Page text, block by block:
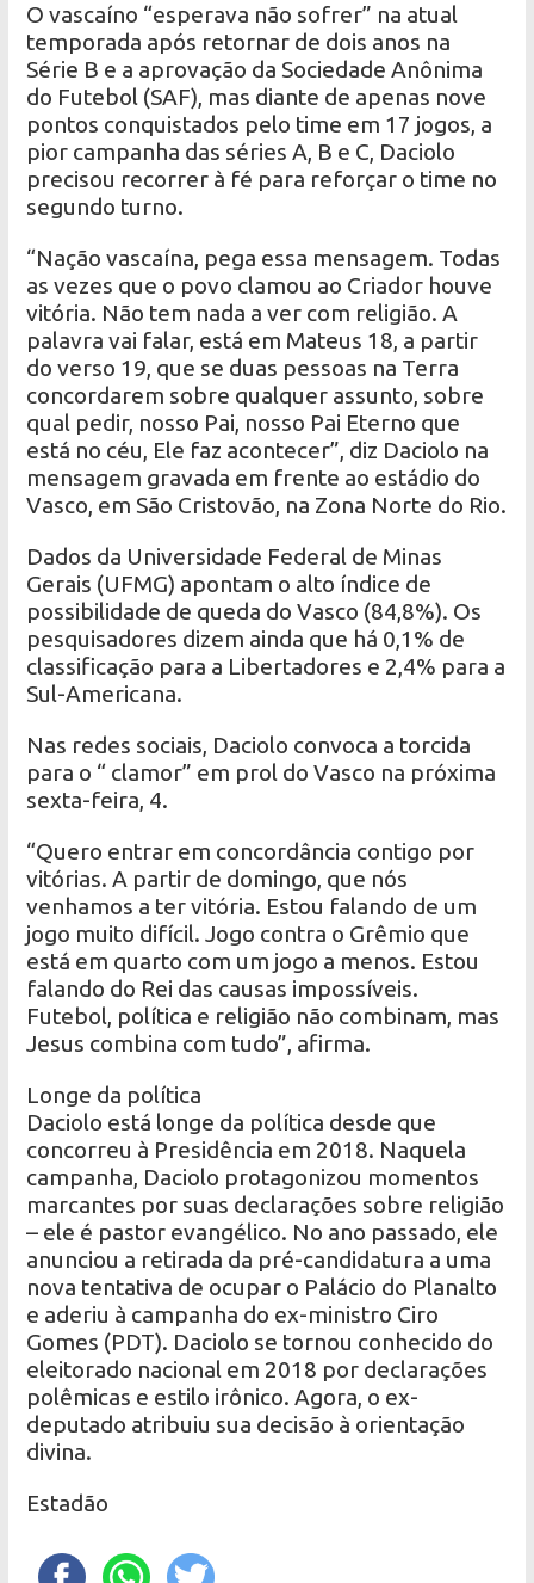
O vascaíno “esperava não sofrer” na atual
temporada após retornar de dois anos na
Série B e a aprovação da Sociedade Anônima
do Futebol (SAF), mas diante de apenas nove
pontos conquistados pelo time em 17 jogos, a
pior campanha das séries A, B e C, Daciolo
precisou recorrer à fé para reforçar o time no
segundo turno.
“Nação vascaína, pega essa mensagem. Todas
as vezes que o povo clamou ao Criador houve
vitória. Não tem nada a ver com religião. A
palavra vai falar, está em Mateus 18, a partir
do verso 19, que se duas pessoas na Terra
concordarem sobre qualquer assunto, sobre
qual pedir, nosso Pai, nosso Pai Eterno que
está no céu, Ele faz acontecer”, diz Daciolo na
mensagem gravada em frente ao estádio do
Vasco, em São Cristovão, na Zona Norte do Rio.
Dados da Universidade Federal de Minas
Gerais (UFMG) apontam o alto índice de
possibilidade de queda do Vasco (84,8%). Os
pesquisadores dizem ainda que há 0,1% de
classificação para a Libertadores e 2,4% para a
Sul-Americana.
Nas redes sociais, Daciolo convoca a torcida
para o “ clamor” em prol do Vasco na próxima
sexta-feira, 4.
“Quero entrar em concordância contigo por
vitórias. A partir de domingo, que nós
venhamos a ter vitória. Estou falando de um
jogo muito difícil. Jogo contra o Grêmio que
está em quarto com um jogo a menos. Estou
falando do Rei das causas impossíveis.
Futebol, política e religião não combinam, mas
Jesus combina com tudo”, afirma.
Longe da política
Daciolo está longe da política desde que
concorreu à Presidência em 2018. Naquela
campanha, Daciolo protagonizou momentos
marcantes por suas declarações sobre religião
– ele é pastor evangélico. No ano passado, ele
anunciou a retirada da pré-candidatura a uma
nova tentativa de ocupar o Palácio do Planalto
e aderiu à campanha do ex-ministro Ciro
Gomes (PDT). Daciolo se tornou conhecido do
eleitorado nacional em 2018 por declarações
polêmicas e estilo irônico. Agora, o ex-
deputado atribuiu sua decisão à orientação
divina.
Estadão